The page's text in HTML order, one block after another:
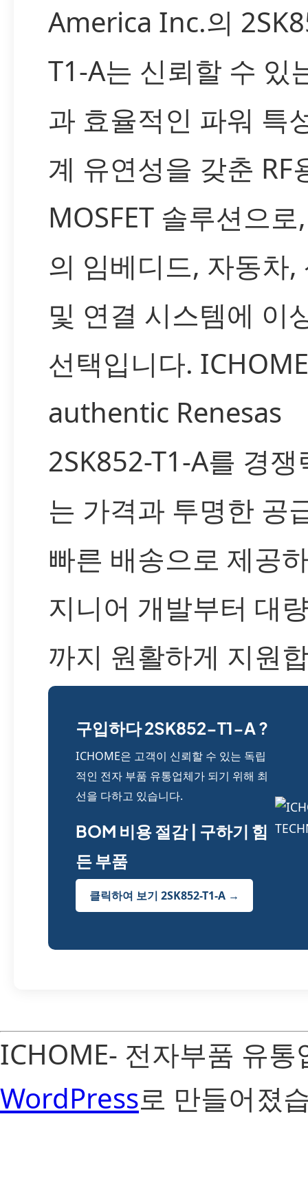
America Inc.의
T1-A는 신뢰할 수 있
과 효율적인 파워 특
계 유연성을 갖춘 RF
MOSFET 솔루션으
의 임베디드, 자동차,
및 연결 시스템에 이
선택입니다.
authentic Renesas
2SK852-T1-A를 경쟁
는 가격과 투명한 공
빠른 배송으로 제공
지니어 개발부터 대
까지 원활하게 지원
구입하다 2SK852-T1-A ?
ICHOME은 고객이 신뢰할 수 있는 독립
적인 전자 부품 유통업체가 되기 위해 최
선을 다하고 있습니다.
BOM 비용 절감 | 구하기 힘
든 부품
클릭하여 보기 2SK852-T1-A →
ICHOME- 전자부품 유
WordPress로 만들어졌